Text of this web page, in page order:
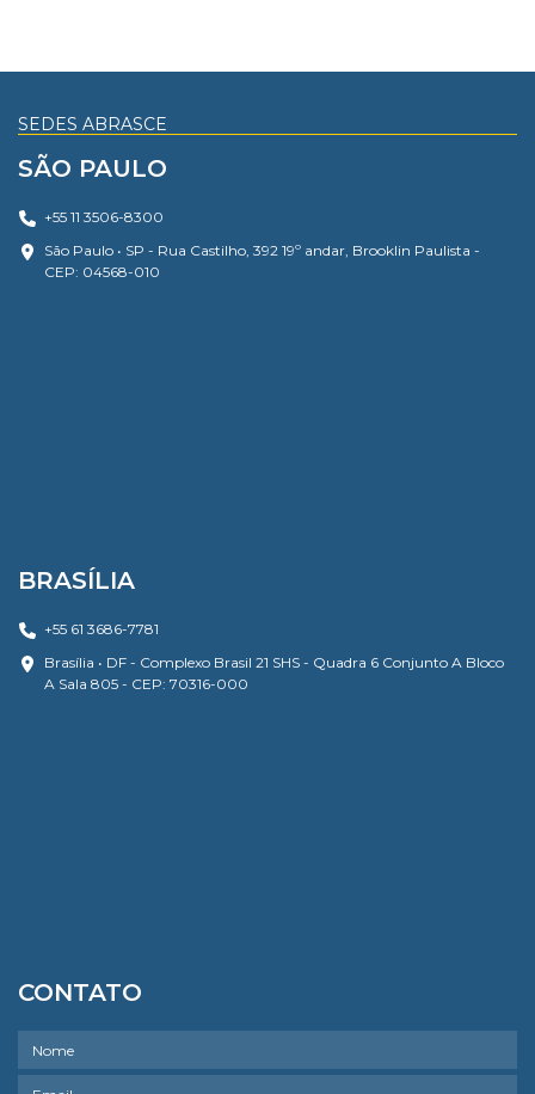
SEDES ABRASCE
SÃO PAULO
+55 11 3506-8300
São Paulo • SP - Rua Castilho, 392 19º andar, Brooklin Paulista -
CEP: 04568-010
BRASÍLIA
+55 61 3686-7781
Brasília • DF - Complexo Brasil 21 SHS - Quadra 6 Conjunto A Bloco
A Sala 805 - CEP: 70316-000
CONTATO